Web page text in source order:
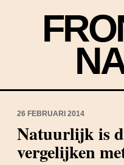
26 FEBRUARI 2014
Natuurlijk is
vergelijken